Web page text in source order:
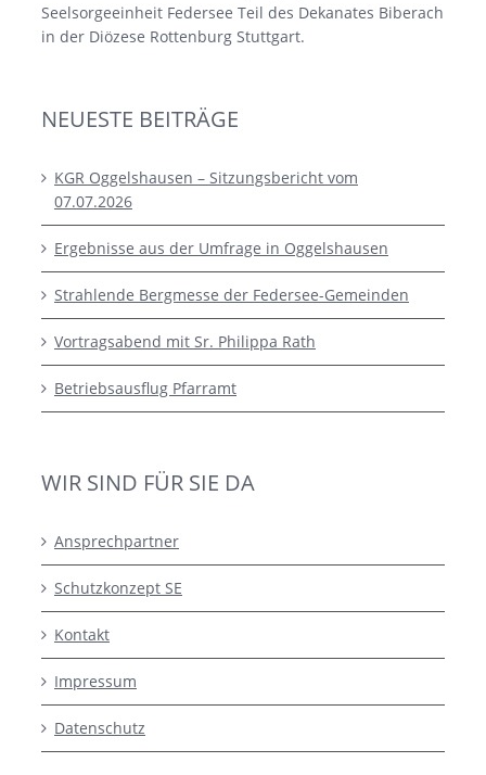
Seelsorgeeinheit Federsee Teil des Dekanates Biberach
in der Diözese Rottenburg Stuttgart.
NEUESTE BEITRÄGE
KGR Oggelshausen – Sitzungsbericht vom
07.07.2026
Ergebnisse aus der Umfrage in Oggelshausen
Strahlende Bergmesse der Federsee-Gemeinden
Vortragsabend mit Sr. Philippa Rath
Betriebsausflug Pfarramt
WIR SIND FÜR SIE DA
Ansprechpartner
Schutzkonzept SE
Kontakt
Impressum
Datenschutz